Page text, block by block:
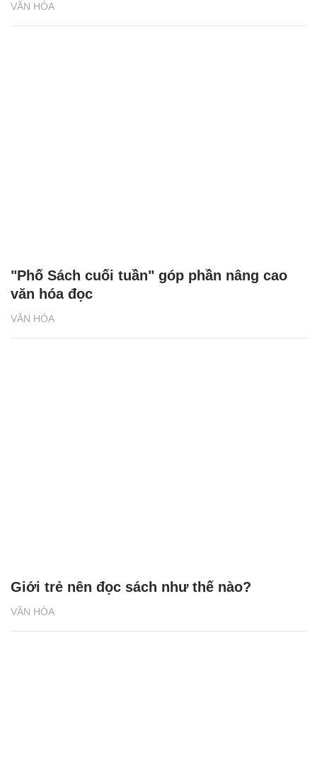
VĂN HÓA
VĂN HÓA
"Phố Sách cuối tuần" góp phần nâng cao
văn hóa đọc
VĂN HÓA
Giới trẻ nên đọc sách như thế nào?